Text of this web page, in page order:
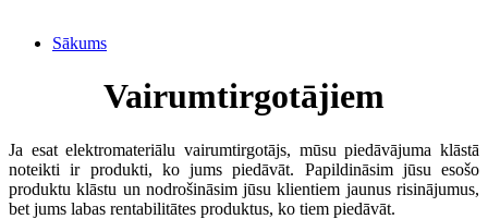
Sākums
Vairumtirgotājiem
Ja esat elektromateriālu vairumtirgotājs, mūsu piedāvājuma klāstā
noteikti ir produkti, ko jums piedāvāt. Papildināsim jūsu esošo
produktu klāstu un nodrošināsim jūsu klientiem jaunus risinājumus,
bet jums labas rentabilitātes produktus, ko tiem piedāvāt.